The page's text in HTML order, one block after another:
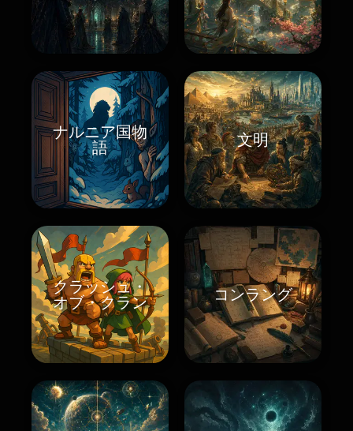
ナルニア国物
語
文明
クラッシュ・
オブ・クラン
コンラング